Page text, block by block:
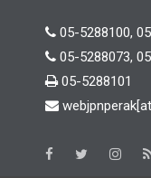
05-5288100,
05-5288073,
05-5288101